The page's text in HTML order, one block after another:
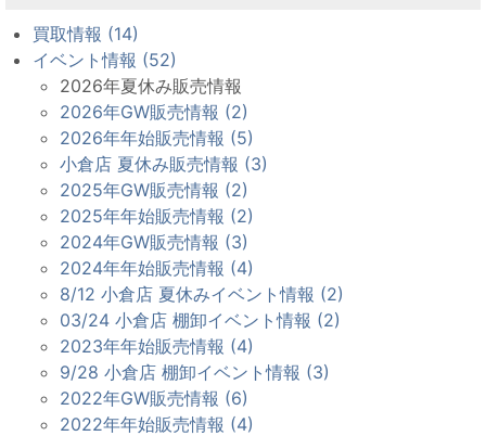
買取情報 (14)
イベント情報 (52)
2026年夏休み販売情報
2026年GW販売情報 (2)
2026年年始販売情報 (5)
小倉店 夏休み販売情報 (3)
2025年GW販売情報 (2)
2025年年始販売情報 (2)
2024年GW販売情報 (3)
2024年年始販売情報 (4)
8/12 小倉店 夏休みイベント情報 (2)
03/24 小倉店 棚卸イベント情報 (2)
2023年年始販売情報 (4)
9/28 小倉店 棚卸イベント情報 (3)
2022年GW販売情報 (6)
2022年年始販売情報 (4)